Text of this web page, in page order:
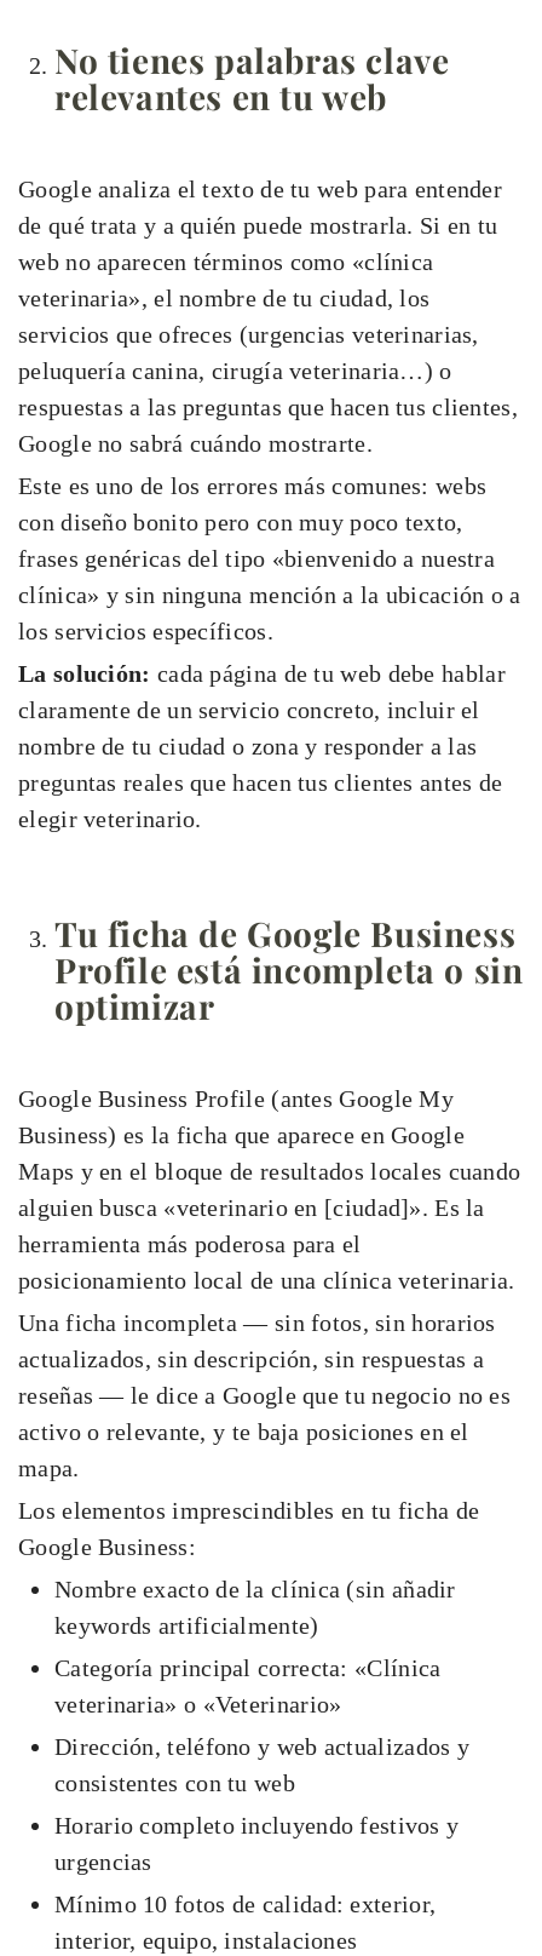
No tienes palabras clave
relevantes en tu web
Google analiza el texto de tu web para entender
de qué trata y a quién puede mostrarla. Si en tu
web no aparecen términos como «clínica
veterinaria», el nombre de tu ciudad, los
servicios que ofreces (urgencias veterinarias,
peluquería canina, cirugía veterinaria…) o
respuestas a las preguntas que hacen tus clientes,
Google no sabrá cuándo mostrarte.
Este es uno de los errores más comunes: webs
con diseño bonito pero con muy poco texto,
frases genéricas del tipo «bienvenido a nuestra
clínica» y sin ninguna mención a la ubicación o a
los servicios específicos.
La solución: cada página de tu web debe hablar
claramente de un servicio concreto, incluir el
nombre de tu ciudad o zona y responder a las
preguntas reales que hacen tus clientes antes de
elegir veterinario.
Tu ficha de Google Business
Profile está incompleta o sin
optimizar
Google Business Profile (antes Google My
Business) es la ficha que aparece en Google
Maps y en el bloque de resultados locales cuando
alguien busca «veterinario en [ciudad]». Es la
herramienta más poderosa para el
posicionamiento local de una clínica veterinaria.
Una ficha incompleta — sin fotos, sin horarios
actualizados, sin descripción, sin respuestas a
reseñas — le dice a Google que tu negocio no es
activo o relevante, y te baja posiciones en el
mapa.
Los elementos imprescindibles en tu ficha de
Google Business:
Nombre exacto de la clínica (sin añadir
keywords artificialmente)
Categoría principal correcta: «Clínica
veterinaria» o «Veterinario»
Dirección, teléfono y web actualizados y
consistentes con tu web
Horario completo incluyendo festivos y
urgencias
Mínimo 10 fotos de calidad: exterior,
interior, equipo, instalaciones